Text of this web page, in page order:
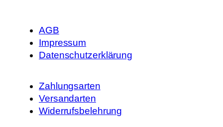
AGB
Impressum
Datenschutzerklärung
Zahlungsarten
Versandarten
Widerrufsbelehrung